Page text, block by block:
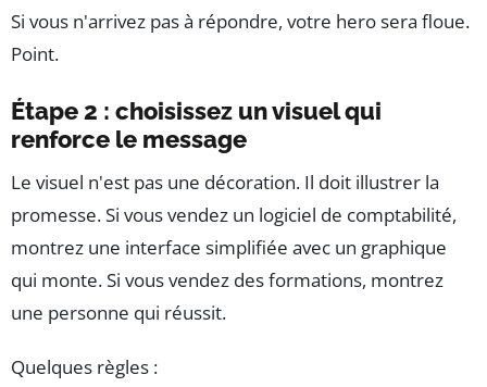
Si vous n'arrivez pas à répondre, votre hero sera floue.
Point.
Étape 2 : choisissez un visuel qui
renforce le message
Le visuel n'est pas une décoration. Il doit illustrer la
promesse. Si vous vendez un logiciel de comptabilité,
montrez une interface simplifiée avec un graphique
qui monte. Si vous vendez des formations, montrez
une personne qui réussit.
Quelques règles :